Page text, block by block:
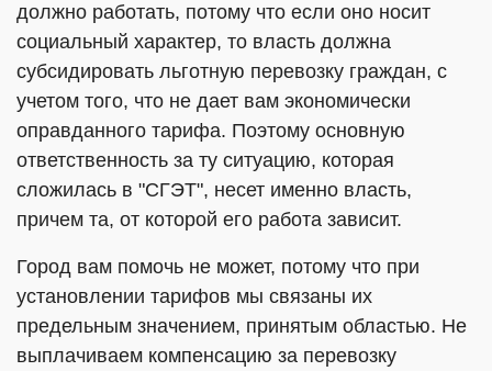
должно работать, потому что если оно носит
социальный характер, то власть должна
субсидировать льготную перевозку граждан, с
учетом того, что не дает вам экономически
оправданного тарифа. Поэтому основную
ответственность за ту ситуацию, которая
сложилась в "СГЭТ", несет именно власть,
причем та, от которой его работа зависит.
Город вам помочь не может, потому что при
установлении тарифов мы связаны их
предельным значением, принятым областью. Не
выплачиваем компенсацию за перевозку